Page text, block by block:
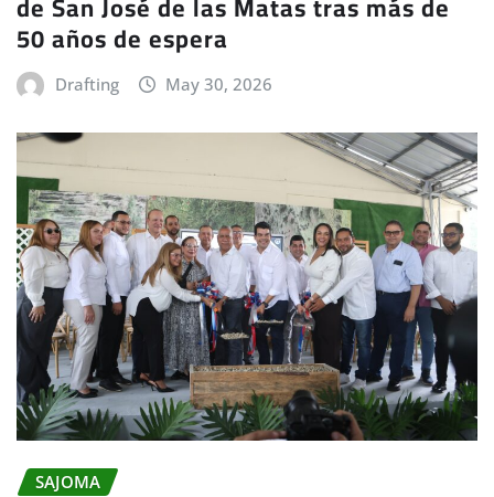
50 años de espera
Drafting May 30, 2026
SAJOMA